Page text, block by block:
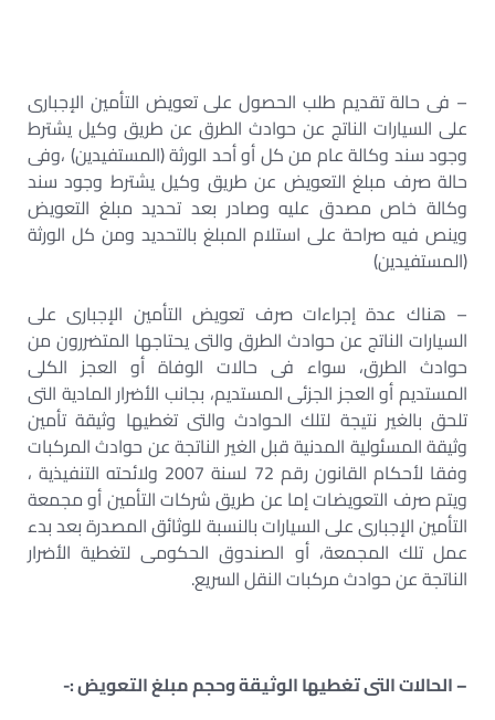
– فى حالة تقديم طلب الحصول على تعويض التأمين الإجبارى
على السيارات الناتج عن حوادث الطرق عن طريق وكيل يشترط
وجود سند وكالة عام من كل أو أحد الورثة (المستفيدين) ،وفى
حالة صرف مبلغ التعويض عن طريق وكيل يشترط وجود سند
وكالة خاص مصدق عليه وصادر بعد تحديد مبلغ التعويض
وينص فيه صراحة على استلام المبلغ بالتحديد ومن كل الورثة
(المستفيدين)
– هناك عدة إجراءات صرف تعويض التأمين الإجبارى على
السيارات الناتج عن حوادث الطرق والتى يحتاجها المتضررون من
حوادث الطرق، سواء فى حالات الوفاة أو العجز الكلى
المستديم أو العجز الجزئى المستديم، بجانب الأضرار المادية التى
تلحق بالغير نتيجة لتلك الحوادث والتى تغطيها وثيقة تأمين
وثيقة المسئولية المدنية قبل الغير الناتجة عن حوادث المركبات
وفقا لأحكام القانون رقم 72 لسنة 2007 ولائحته التنفيذية ،
ويتم صرف التعويضات إما عن طريق شركات التأمين أو مجمعة
التأمين الإجبارى على السيارات بالنسبة للوثائق المصدرة بعد بدء
عمل تلك المجمعة، أو الصندوق الحكومى لتغطية الأضرار
الناتجة عن حوادث مركبات النقل السريع.
– الحالات التى تغطيها الوثيقة وحجم مبلغ التعويض :-